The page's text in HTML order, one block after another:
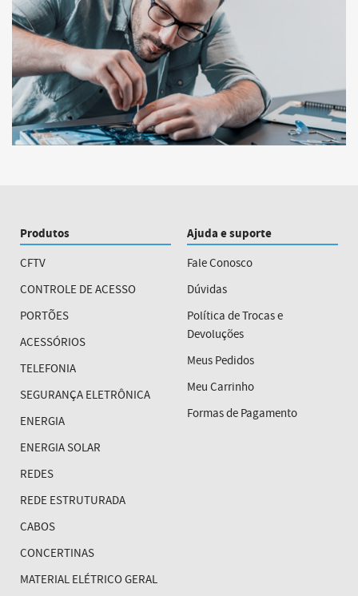
Produtos
CFTV
CONTROLE DE ACESSO
PORTÕES
ACESSÓRIOS
TELEFONIA
SEGURANÇA ELETRÔNICA
ENERGIA
ENERGIA SOLAR
REDES
REDE ESTRUTURADA
CABOS
CONCERTINAS
MATERIAL ELÉTRICO GERAL
Ajuda e suporte
Fale Conosco
Dúvidas
Política de Trocas e
Devoluções
Meus Pedidos
Meu Carrinho
Formas de Pagamento